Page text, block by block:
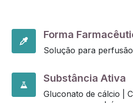
Forma
Solução para perfusão
Substância Ativa
Gluconato de cálcio |